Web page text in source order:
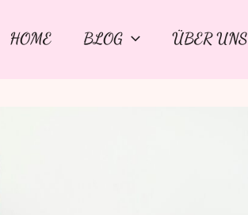
HOME BLOG ÜBER UNS